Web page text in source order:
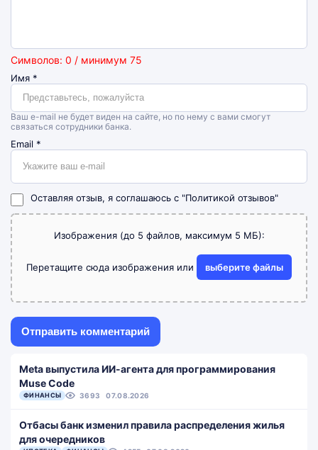
Символов: 0 / минимум 75
Имя *
Ваш e-mail не будет виден на сайте, но по нему с вами смогут
связаться сотрудники банка.
Email *
Оставляя отзыв, я соглашаюсь с "Политикой отзывов"
Изображения (до 5 файлов, максимум 5 МБ):
Перетащите сюда изображения или выберите файлы
Meta выпустила ИИ-агента для программирования
Muse Code
ФИНАНСЫ 3693 07.08.2026
Отбасы банк изменил правила распределения жилья
для очередников